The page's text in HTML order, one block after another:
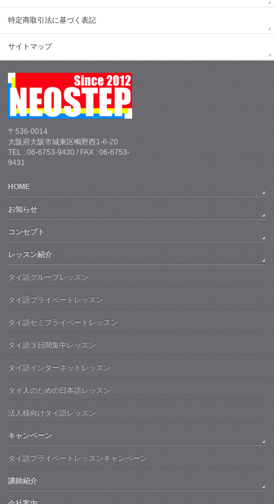
特定商取引法に基づく表記
サイトマップ
〒536-0014
大阪府大阪市城東区鴫野西1-6-20
TEL : 06-6753-9430 / FAX : 06-6753-
9431
HOME
お知らせ
コンセプト
レッスン紹介
タイ語グループレッスン
タイ語プライベートレッスン
タイ語セミプライベートレッスン
タイ語３日間集中レッスン
タイ語インターネットレッスン
タイ人のための日本語レッスン
法人様向けタイ語レッスン
キャンペーン
タイ語プライベートレッスンキャンペーン
講師紹介